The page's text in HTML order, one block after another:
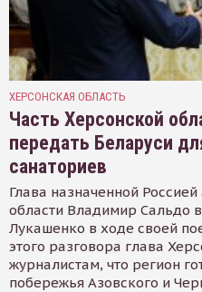
ХЕРСОНСКАЯ ОБЛАСТЬ
Часть Херсонской
передать Беларуси
санаториев
Глава назначенной
области Владимир Сальдо
Лукашенко в ходе своей
этого разговора глава
журналистам, что регион
побережья Азовского и